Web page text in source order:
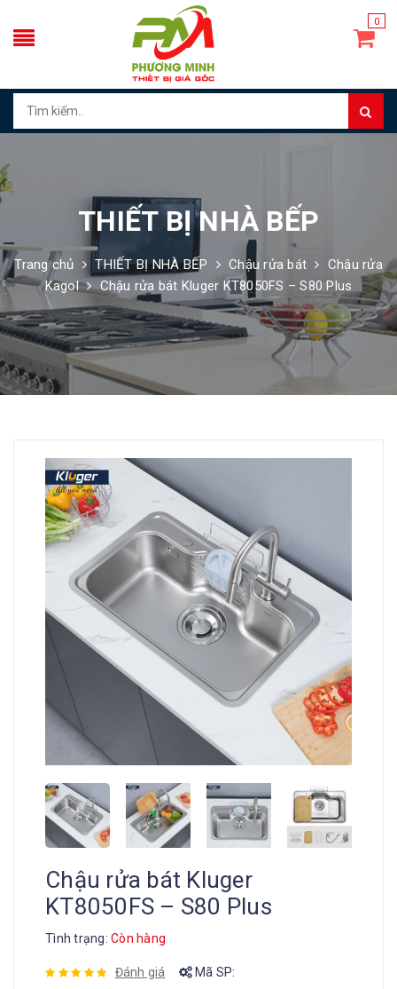
0
THIẾT BỊ NHÀ BẾP
Trang chủ THIẾT BỊ NHÀ BẾP Chậu rửa bát
Chậu rửa
Kagol
Chậu rửa bát Kluger KT8050FS – S80 Plus
Chậu rửa bát Kluger
KT8050FS – S80 Plus
Tình trạng: Còn hàng
Đánh giá Mã SP: